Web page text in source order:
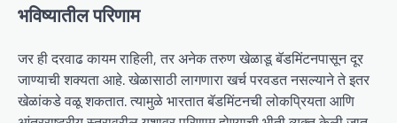
भविष्यातील परिणाम
जर ही दरवाढ कायम राहिली, तर अनेक तरुण खेळाडू बॅडमिंटनपासून दूर
जाण्याची शक्यता आहे. खेळासाठी लागणारा खर्च परवडत नसल्याने ते इतर
खेळांकडे वळू शकतात. त्यामुळे भारतात बॅडमिंटनची लोकप्रियता आणि